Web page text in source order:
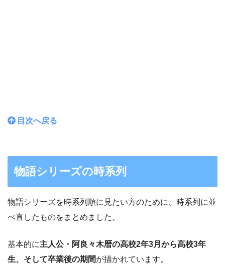
目次へ戻る
物語シリーズの時系列
物語シリーズを時系列順に見たい方のために、時系列に並
べ直したものをまとめました。
基本的に主人公・阿良々木暦の高校2年3月から高校3年
生、そして卒業後の期間が描かれています。